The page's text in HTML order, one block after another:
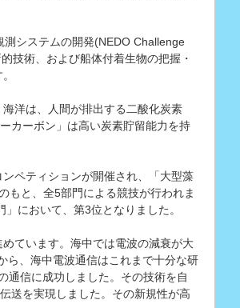
測システムの開発(NEDO Challenge
技術、および船体付着生物の把握・
洋は、人間が排出する二酸化炭素
カーボン」は高い炭素貯留能力を持
ペティションが開催され、「大型藻
もと、全5部門による競技が行われま
において、第3位となりました。
ています。海中では電波の減衰が大
ら、海中電波通信はこれまで十分な研
通信に成功しました。その技術を自
送を実現しました。その新規性が高